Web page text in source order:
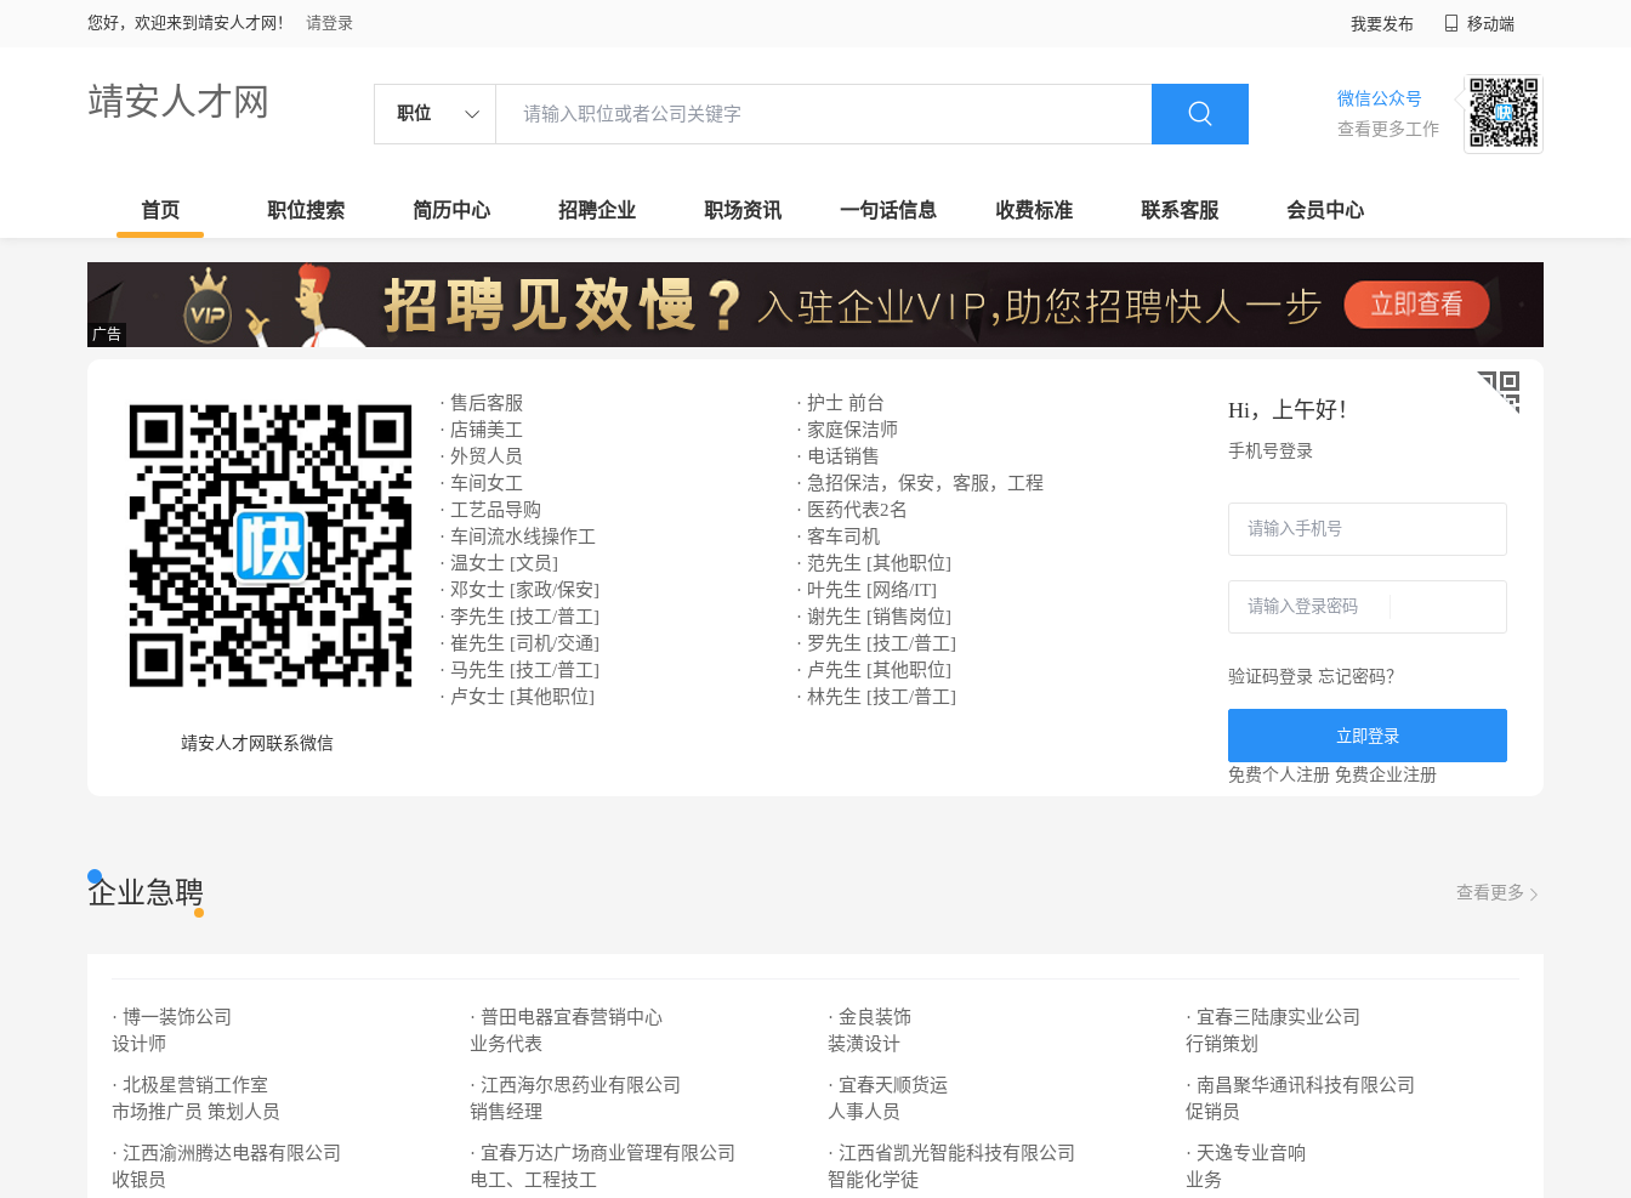
您好，欢迎来到靖安人才网！ 请登录 我要发布 移动端
靖安人才网 职位
微信公众号
查看更多工作
首页 职位搜索 简历中心 招聘企业 职场资讯 一句话信息 收费标准 联系客服 会员中心
广告
靖安人才网联系微信
· 售后客服
· 护士 前台
· 店铺美工
· 家庭保洁师
· 外贸人员
· 电话销售
· 车间女工
· 急招保洁，保安，客服，工程
· 工艺品导购
· 医药代表2名
· 车间流水线操作工
· 客车司机
· 温女士 [文员]
· 范先生 [其他职位]
· 邓女士 [家政/保安]
· 叶先生 [网络/IT]
· 李先生 [技工/普工]
· 谢先生 [销售岗位]
· 崔先生 [司机/交通]
· 罗先生 [技工/普工]
· 马先生 [技工/普工]
· 卢先生 [其他职位]
· 卢女士 [其他职位]
· 林先生 [技工/普工]
Hi， 上午好！
手机号登录
验证码登录 忘记密码？
立即登录
免费个人注册 免费企业注册
企业急聘 查看更多
· 博一装饰公司
设计师
· 普田电器宜春营销中心
业务代表
· 金良装饰
装潢设计
· 宜春三陆康实业公司
行销策划
· 北极星营销工作室
市场推广员 策划人员
· 江西海尔思药业有限公司
销售经理
· 宜春天顺货运
人事人员
· 南昌聚华通讯科技有限公司
促销员
· 江西渝洲腾达电器有限公司
收银员
· 宜春万达广场商业管理有限公司
电工、工程技工
· 江西省凯光智能科技有限公司
智能化学徒
· 天逸专业音响
业务